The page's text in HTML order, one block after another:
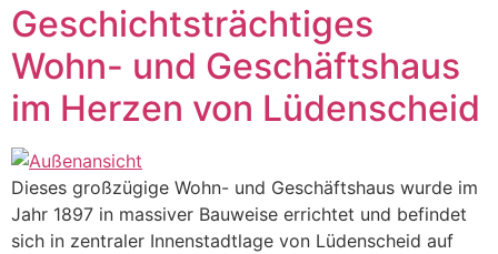
Geschichtsträchtiges
Wohn- und Geschäftshaus
im Herzen von Lüdenscheid
Dieses großzügige Wohn- und Geschäftshaus wurde im
Jahr 1897 in massiver Bauweise errichtet und befindet
sich in zentraler Innenstadtlage von Lüdenscheid auf